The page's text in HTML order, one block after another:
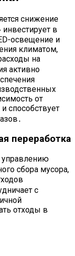
снижение
инвестирует в
освещение и
климатом,
на
активно
от
способствует
переработка
сбора мусора,
с
отходы в